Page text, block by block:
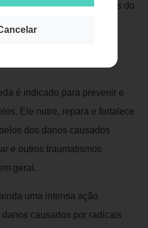
contra as agressões do
shampoo Pilexil
é indicado para prevenir e
Ele nutre, repara e fortalece
dos danos causados
e outros traumatismos
geral.
uma intensa ação
causados por radicais